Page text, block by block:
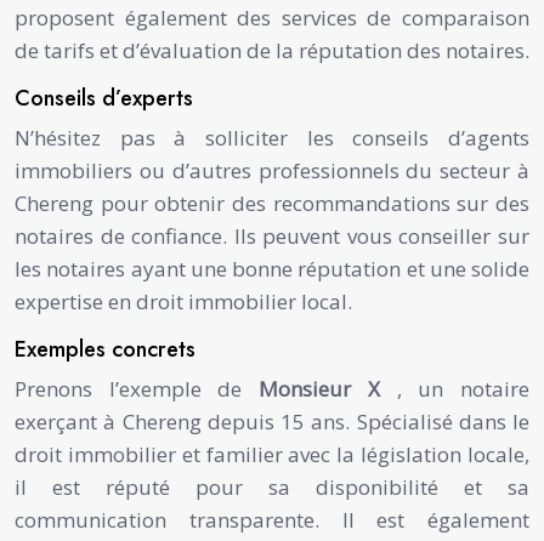
proposent également des services de comparaison
de tarifs et d’évaluation de la réputation des notaires.
Conseils d’experts
N’hésitez pas à solliciter les conseils d’agents
immobiliers ou d’autres professionnels du secteur à
Chereng pour obtenir des recommandations sur des
notaires de confiance. Ils peuvent vous conseiller sur
les notaires ayant une bonne réputation et une solide
expertise en droit immobilier local.
Exemples concrets
Prenons l’exemple de Monsieur X , un notaire
exerçant à Chereng depuis 15 ans. Spécialisé dans le
droit immobilier et familier avec la législation locale,
il est réputé pour sa disponibilité et sa
communication transparente. Il est également